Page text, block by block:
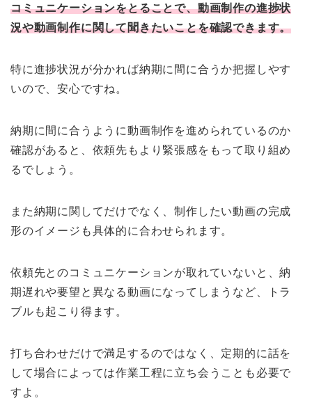
コミュニケーションをとることで、動画制作の進捗状
況や動画制作に関して聞きたいことを確認できます。
特に進捗状況が分かれば納期に間に合うか把握しやす
いので、安心ですね。
納期に間に合うように動画制作を進められているのか
確認があると、依頼先もより緊張感をもって取り組め
るでしょう。
また納期に関してだけでなく、制作したい動画の完成
形のイメージも具体的に合わせられます。
依頼先とのコミュニケーションが取れていないと、納
期遅れや要望と異なる動画になってしまうなど、トラ
ブルも起こり得ます。
打ち合わせだけで満足するのではなく、定期的に話を
して場合によっては作業工程に立ち会うことも必要で
すよ。